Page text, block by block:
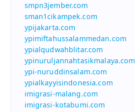
smpn3jember.com
sman1cikampek.com
ypijakarta.com
ypimiftahussalammedan.com
ypialqudwahblitar.com
ypinuruljannahtasikmalaya.com
ypi-nuruddinsalam.com
ypialkayyisindonesia.com
imigrasi-malang.com
imigrasi-kotabumi.com